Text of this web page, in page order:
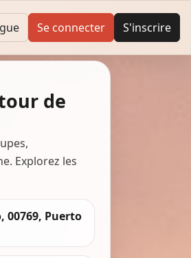
Se connecter S'inscrire
de
Explorez les
00769, Puerto